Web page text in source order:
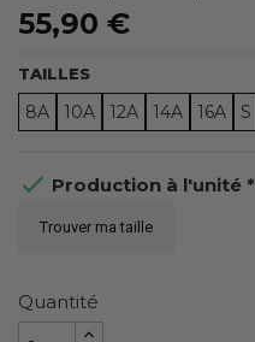
55,90 €
TAILLES
8A 10A 12A 14A 16A S
 Production à l'unité *
Trouver ma taille
Quantité